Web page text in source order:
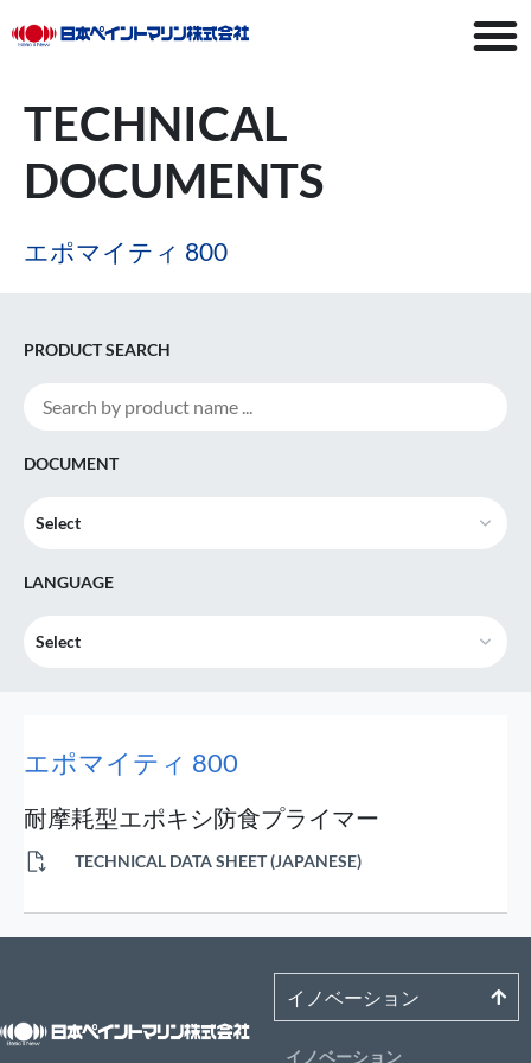
TECHNICAL
DOCUMENTS
エポマイティ 800
PRODUCT SEARCH
DOCUMENT
Select
LANGUAGE
Select
エポマイティ 800
耐摩耗型エポキシ防食プライマー
TECHNICAL DATA SHEET (JAPANESE)
イノベーション
イノベーション